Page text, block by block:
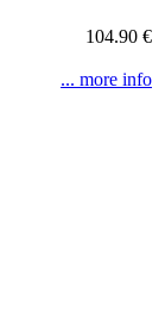
104.90 €
... more info